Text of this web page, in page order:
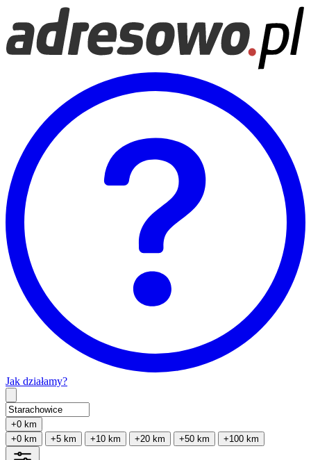
Jak działamy?
+0 km
+0 km
+5 km +10 km +20 km +50 km +100 km